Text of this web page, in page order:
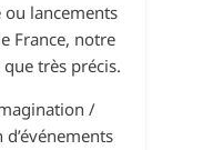
ou lancements
France, notre
très précis.
/